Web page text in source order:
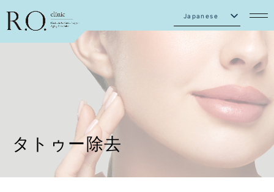
Japanese
タトゥー除去